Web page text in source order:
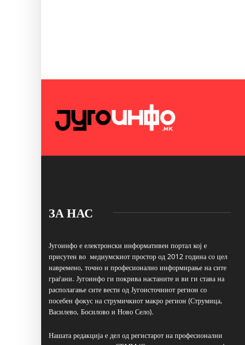
ЗА НАС
Југоинфо е електронски информативен портал кој е
присутен во медиумскиот простор од 2012 година со цел
навремено, точно и професионално информирање на сите
граѓани. Југоинфо ги покрива настаните и ви ги става на
располагање сите вести од Југоисточниот регион со
посебен фокус на струмичкиот макро регион (Струмица,
Василево, Босилово и Ново Село).
Нашата редакција е дел од регистарот на професионални